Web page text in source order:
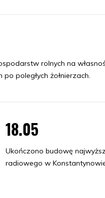
rolnych na
poległych żołnierzach.
18.05
Ukończono budowę
radiowego w Konstantynowie